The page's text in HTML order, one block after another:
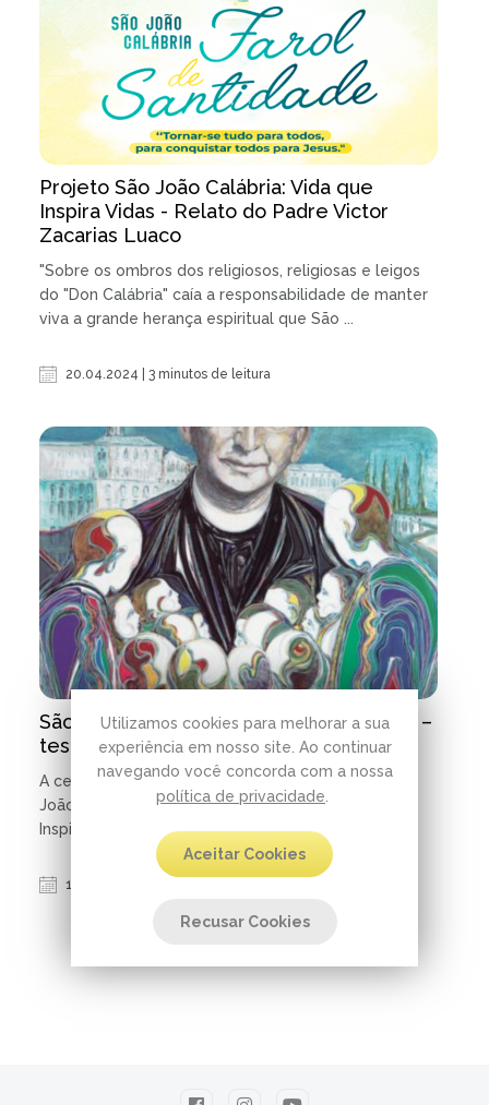
Utilizamos cookies para melhorar a sua
experiência em nosso site. Ao continuar
navegando você concorda com a nossa
política de privacidade
Aceitar Cookies
Recusar Cookies
Projeto São João Calábria: Vida que
Inspira Vidas - Relato do Padre Victor
Zacarias Luaco
"Sobre os ombros dos religiosos, religiosas e leigos
do "Don Calábria" caía a responsabilidade de manter
viva a grande herança espiritual que São ...
20.04.2024 | 3 minutos de leitura
São João Calábria: vida que inspira vidas –
testemunho de Leci Delatorre
A celebração dos 25 Anos de Canonização de São
João Calábria continua trazendo testemunhos
Inspiradores. Acompanhe!
19.04.2024 | 3 minutos de leitura